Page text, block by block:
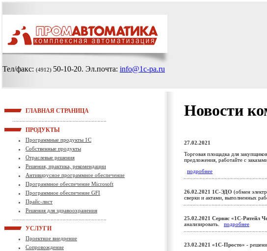
Тел/факс: (4912) 50-10-20. Эл.почта: info@1c-pa.ru
ГЛАВНАЯ СТРАНИЦА
ПРОДУКТЫ
Программные продукты 1С
Собственные продукты
Отраслевые решения
Решения, практика, рекомендации
Антивирусное программное обеспечение
Программное обеспечение Microsoft
Программное обеспечение GFI
Прайс-лист
Решения для здравоохранения
УСЛУГИ
Проектное внедрение
Сопровождение
Новости
27.02.2021
Торговая площадка для
предложения, работайте с
подробнее
26.02.2021 1С-ЭДО (обмен
сверки и актами, выполненных
25.02.2021 Сервис «1С-Ритейл
анализировать. подробнее
23.02.2021 «1С-Просто» -